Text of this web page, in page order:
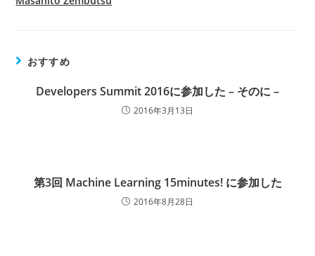
おすすめ
Developers Summit 2016に参加した – そのに –
2016年3月13日
第3回 Machine Learning 15minutes! に参加した
2016年8月28日